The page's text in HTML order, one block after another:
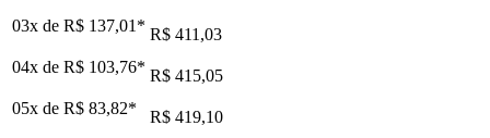
03x de R$ 137,01 * R$ 411,03
04x de R$ 103,76* R$ 415,05
05x de R$ 83,82*
R$ 419,10